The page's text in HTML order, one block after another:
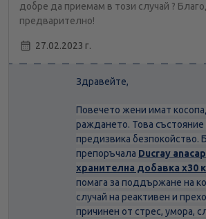
добре да приемам в този случай ?
предварително!
27.02.2023 г.
Здравейте,
Повечето жени имат
раждането. Това
предизвика безпокойство.
препоръчала Ducray
хранителна добавка х30
помага за поддържане на
случай на реактивен и
причинен от стрес, умора,